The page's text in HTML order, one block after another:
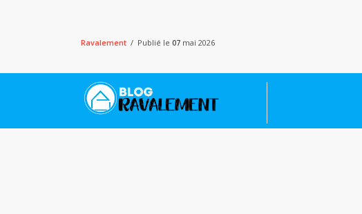
Ravalement Publié le 07 mai 2026